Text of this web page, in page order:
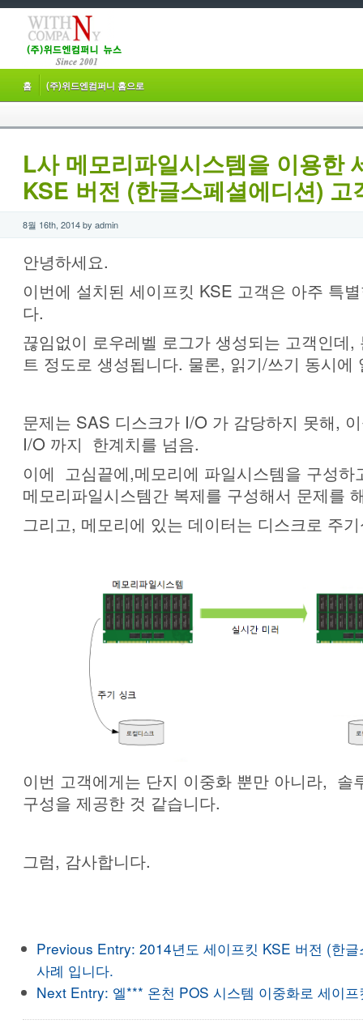
홈 (주)위드엔컴퍼니 홈으로
L사 메모리파일시스템을 이용한
KSE 버전 (한글스페셜에디션) 고
8월 16th, 2014 by admin
안녕하세요.
이번에 설치된 세이프킷 KSE 고객은 아주 특
다.
끊임없이 로우레벨 로그가 생성되는 고객인데,
트 정도로 생성됩니다. 물론, 읽기/쓰기 동시에
문제는 SAS 디스크가 I/O 가 감당하지 못해,
I/O 까지 한계치를 넘음.
이에 고심끝에,메모리에 파일시스템을 구성하
메모리파일시스템간 복제를 구성해서 문제를
그리고, 메모리에 있는 데이터는 디스크로 주
이번 고객에게는 단지 이중화 뿐만 아니라, 솔
구성을 제공한 것 같습니다.
그럼, 감사합니다.
Previous Entry: 2014년도 세이프킷 KSE 버전 (한
사례 입니다.
Next Entry: 엘*** 온천 POS 시스템 이중화로 세이